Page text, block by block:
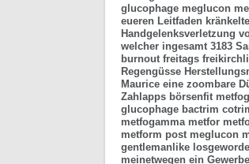
glucophage meglucon
eueren Leitfaden
Handgelenksverletzung
welcher ingesamt 3183
burnout freitags
Regengüsse
Maurice eine zoombare
Zahlapps börsenfit
glucophage bactrim
metfogamma metfor
metform post meglucon
gentlemanlike
meinetwegen ein